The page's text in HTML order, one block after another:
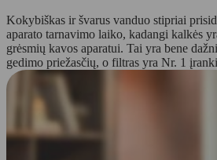
Kokybiškas ir švarus vanduo stipriai
aparato tarnavimo laiko, kadangi kalkės
grėsmių kavos aparatui. Tai yra bene
gedimo priežasčių, o filtras yra Nr. 1